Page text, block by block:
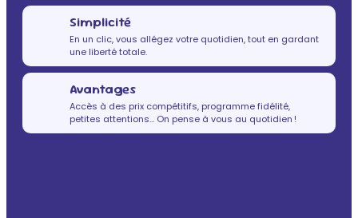
Simplicité
En un clic, vous allégez votre quotidien, tout en gardant
une liberté totale.
Avantages
Accès à des prix compétitifs, programme fidélité,
petites attentions… On pense à vous au quotidien !